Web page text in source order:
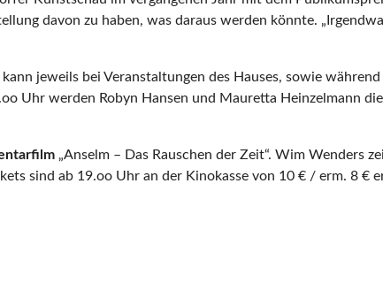
davon zu haben, was daraus werden könnte.
jeweils bei Veranstaltungen des Hauses, sowie
Uhr werden Robyn Hansen und Mauretta Heinzelmann
„Anselm – Das Rauschen der Zeit“. Wim Wenders
sind ab 19.oo Uhr an der Kinokasse von 10 € / erm. 8 €